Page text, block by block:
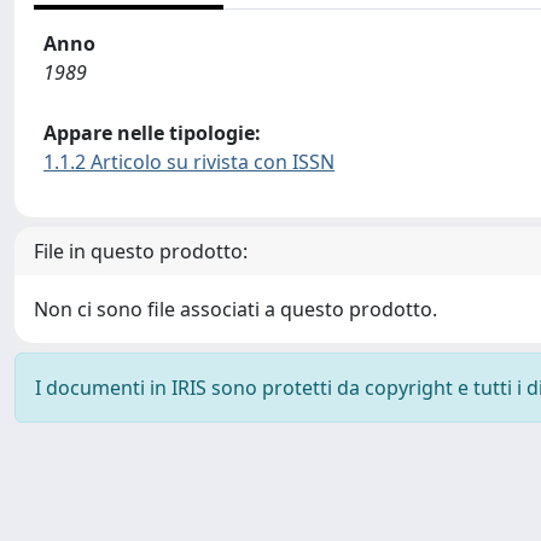
Anno
1989
Appare nelle tipologie:
1.1.2 Articolo su rivista con ISSN
File in questo prodotto:
Non ci sono file associati a questo prodotto.
I documenti in IRIS sono protetti da copyright e tutti i